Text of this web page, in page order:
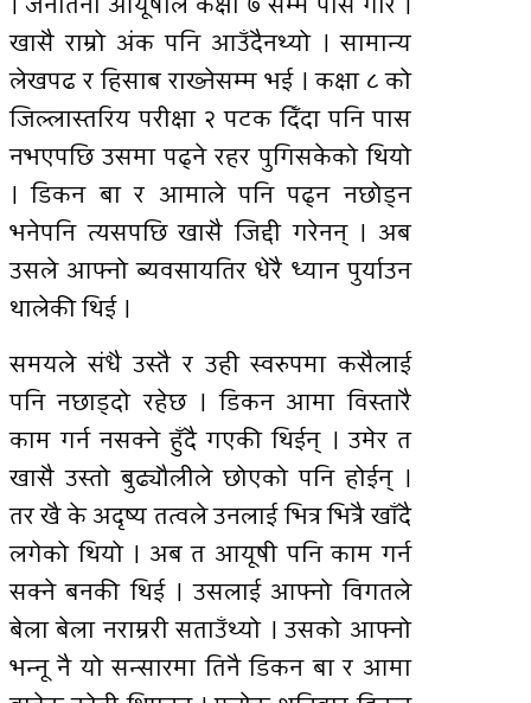
। जेनातेना आयूषीले कक्षा ७ सम्म पास गरि ।
खासै राम्रो अंक पनि आउँदैनथ्यो । सामान्य
लेखपढ र हिसाब राख्नेसम्म भई । कक्षा ८ को
जिल्लास्तरिय परीक्षा २ पटक दिँदा पनि पास
नभएपछि उसमा पढ्ने रहर पुगिसकेको थियो
। डिकन बा र आमाले पनि पढ्न नछोड्न
भनेपनि त्यसपछि खासै जिद्दी गरेनन् । अब
उसले आफ्नो ब्यवसायतिर धेरै ध्यान पुर्याउन
थालेकी थिई ।
समयले संधै उस्तै र उही स्वरुपमा कसैलाई
पनि नछाड्दो रहेछ । डिकन आमा विस्तारै
काम गर्न नसक्ने हुँदै गएकी थिईन् । उमेर त
खासै उस्तो बुढ्यौलीले छोएको पनि होईन् ।
तर खै के अदृष्य तत्वले उनलाई भित्र भित्रै खाँदै
लगेको थियो । अब त आयूषी पनि काम गर्न
सक्ने बनकी थिई । उसलाई आफ्नो विगतले
बेला बेला नराम्ररी सताउँथ्यो । उसको आफ्नो
भन्नू नै यो सन्सारमा तिनै डिकन बा र आमा